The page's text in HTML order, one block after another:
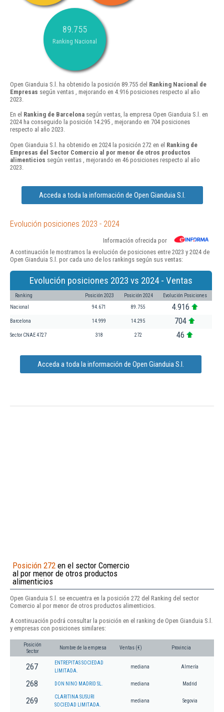
89.755
Ranking Nacional
Open Gianduia S.l. ha obtenido la posición 89.755 del Ranking Nacional de
Empresas según ventas , mejorando en 4.916 posiciones respecto al año
2023.
En el Ranking de Barcelona según ventas, la empresa Open Gianduia S.l. en
2024 ha conseguido la posición 14.295 , mejorando en 704 posiciones
respecto al año 2023.
Open Gianduia S.l. ha obtenido en 2024 la posición 272 en el Ranking de
Empresas del Sector Comercio al por menor de otros productos
alimenticios según ventas , mejorando en 46 posiciones respecto al año
2023.
Acceda a toda la información de Open Gianduia S.l.
Evolución posiciones 2023 - 2024
Información ofrecida por
A continuación le mostramos la evolución de posiciones entre 2023 y 2024 de
Open Gianduia S.l. por cada uno de los rankings según sus ventas:
Evolución posiciones 2023 vs 2024 - Ventas
Ranking Posición 2023 Posición 2024 Evolución Posiciones
Nacional 94.671 89.755 4.916
Barcelona 14.999 14.295 704
Sector CNAE 4727 318 272 46
Acceda a toda la información de Open Gianduia S.l.
Posición 272 en el sector Comercio
al por menor de otros productos
alimenticios
Open Gianduia S.l. se encuentra en la posición 272 del Ranking del sector
Comercio al por menor de otros productos alimenticios.
A continuación podrá consultar la posición en el ranking de Open Gianduia S.l.
y empresas con posiciones similares:
Posición
Sector
Nombre de la empresa Ventas (€) Provincia
267
ENTREPITAS SOCIEDAD
LIMITADA.
mediana Almería
268 DON NINO MADRID SL. mediana Madrid
269
CLARITINA SUSURI
SOCIEDAD LIMITADA.
mediana Segovia